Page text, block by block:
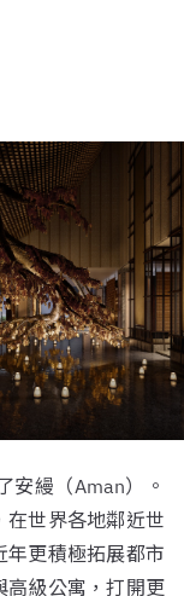
安縵（Aman）。
在世界各地鄰近世
年更積極拓展都市
高級公寓，打開更